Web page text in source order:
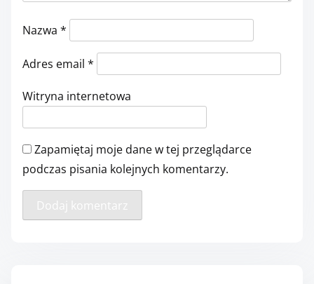
Nazwa *
Adres email *
Witryna internetowa
Zapamiętaj moje dane w tej przeglądarce
podczas pisania kolejnych komentarzy.